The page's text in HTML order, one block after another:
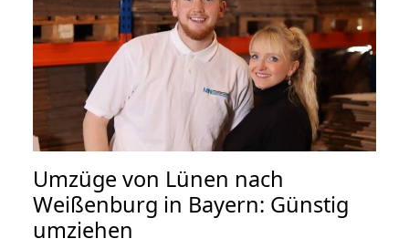
Umzüge von Lünen nach
Weißenburg in Bayern: Günstig
umziehen